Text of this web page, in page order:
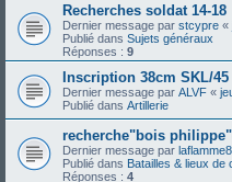
Recherches soldat 14-18
Dernier message par stcypre «
Publié dans Sujets généraux
Réponses : 9
Inscription 38cm SKL/
Dernier message par ALVF «
Publié dans Artillerie
recherche"bois
Dernier message par
Publié dans Batailles & lieux de
Réponses : 4